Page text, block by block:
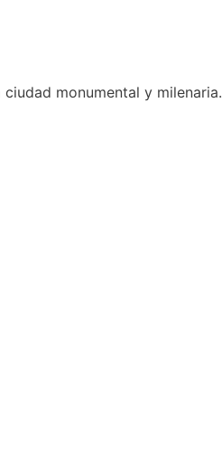
monumental y milenaria.